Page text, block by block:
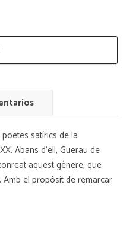
satírics de la
Abans d'ell, Guerau de
aquest gènere, que
el propòsit de remarcar